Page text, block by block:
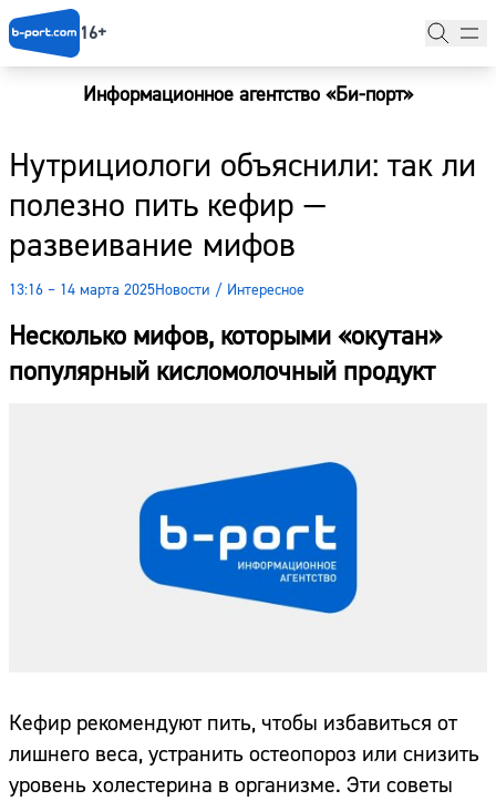
16+
Информационное агентство «Би-порт»
Нутрициологи объяснили: так ли
полезно пить кефир —
развеивание мифов
13:16 – 14 марта 2025Новости / Интересное
Несколько мифов, которыми «окутан»
популярный кисломолочный продукт
Кефир рекомендуют пить, чтобы избавиться от
лишнего веса, устранить остеопороз или снизить
уровень холестерина в организме. Эти советы
Новости
Наши гости
Фоторепортажи
Погода
Курсы валют